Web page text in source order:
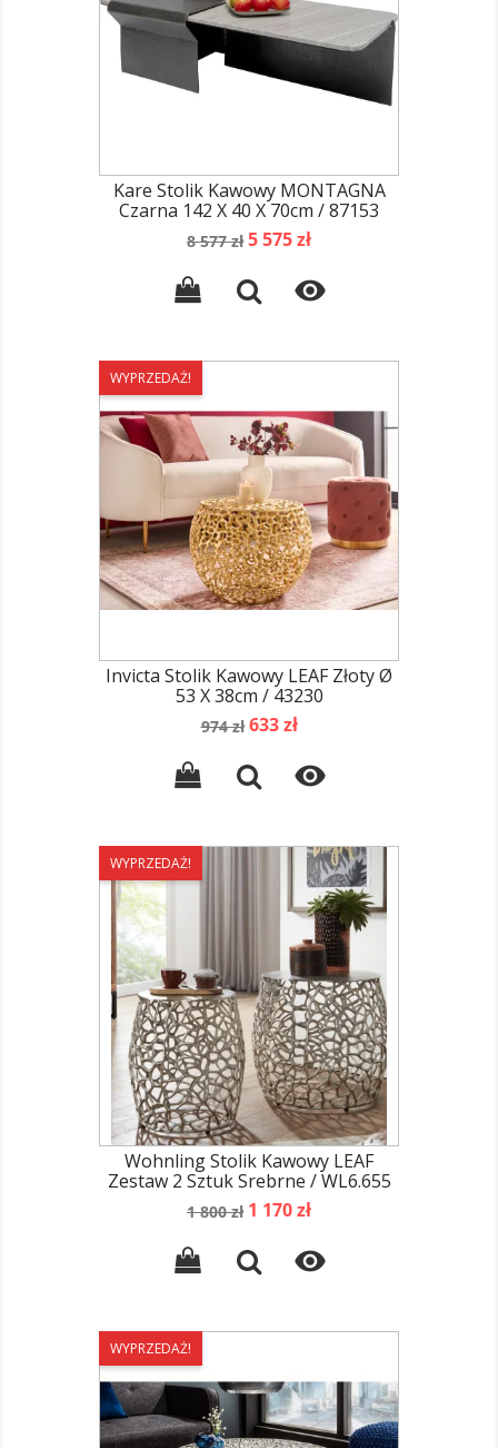
Kare Stolik Kawowy MONTAGNA
Czarna 142 X 40 X 70cm / 87153
Cena
8 577 zł Cena
5 575 zł

WYPRZEDAŻ!
Invicta Stolik Kawowy LEAF Złoty Ø
53 X 38cm / 43230
Cena
974 zł Cena
633 zł

WYPRZEDAŻ!
Wohnling Stolik Kawowy LEAF
Zestaw 2 Sztuk Srebrne / WL6.655
Cena
1 800 zł Cena
1 170 zł

WYPRZEDAŻ!